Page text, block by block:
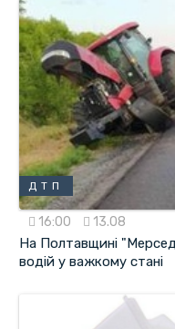
ДТП
16:00 13.08
На Полтавщині
водій у важкому стані